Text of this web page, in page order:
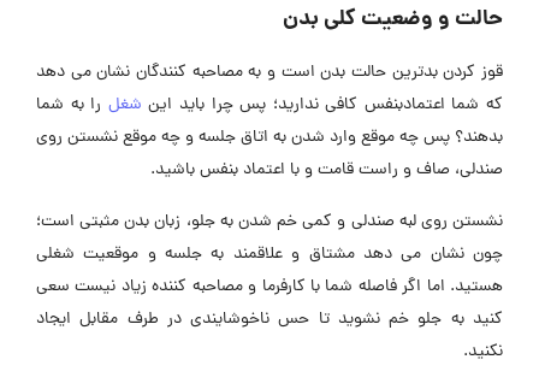
حالت و وضعیت کلی بدن
قوز کردن بدترین حالت بدن است و به مصاحبه کنندگان نشان می دهد
که شما اعتمادبنفس کافی ندارید؛ پس چرا باید این شغل را به شما
بدهند؟ پس چه موقع وارد شدن به اتاق جلسه و چه موقع نشستن روی
صندلی، صاف و راست قامت و با اعتماد بنفس باشید.
نشستن روی لبه صندلی و کمی خم شدن به جلو، زبان بدن مثبتی است؛
چون نشان می دهد مشتاق و علاقمند به جلسه و موقعیت شغلی
هستید. اما اگر فاصله شما با کارفرما و مصاحبه کننده زیاد نیست سعی
کنید به جلو خم نشوید تا حس ناخوشایندی در طرف مقابل ایجاد
نکنید.